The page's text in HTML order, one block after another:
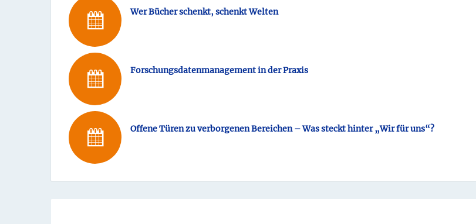
Wer Bücher schenkt, schenkt Welten
Forschungsdatenmanagement in der Praxis
Offene Türen zu verborgenen Bereichen – Was steckt hinter „Wir für uns“?